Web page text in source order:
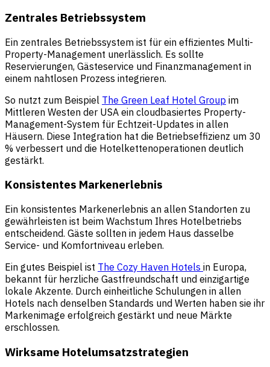
Zentrales Betriebssystem
Ein zentrales Betriebssystem ist für ein effizientes Multi-
Property-Management unerlässlich. Es sollte
Reservierungen, Gästeservice und Finanzmanagement in
einem nahtlosen Prozess integrieren.
So nutzt zum Beispiel The Green Leaf Hotel Group im
Mittleren Westen der USA ein cloudbasiertes Property-
Management-System für Echtzeit-Updates in allen
Häusern. Diese Integration hat die Betriebseffizienz um 30
% verbessert und die Hotelkettenoperationen deutlich
gestärkt.
Konsistentes Markenerlebnis
Ein konsistentes Markenerlebnis an allen Standorten zu
gewährleisten ist beim Wachstum Ihres Hotelbetriebs
entscheidend. Gäste sollten in jedem Haus dasselbe
Service- und Komfortniveau erleben.
Ein gutes Beispiel ist The Cozy Haven Hotels in Europa,
bekannt für herzliche Gastfreundschaft und einzigartige
lokale Akzente. Durch einheitliche Schulungen in allen
Hotels nach denselben Standards und Werten haben sie ihr
Markenimage erfolgreich gestärkt und neue Märkte
erschlossen.
Wirksame Hotelumsatzstrategien